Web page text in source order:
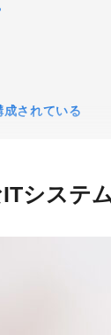
されている
システ